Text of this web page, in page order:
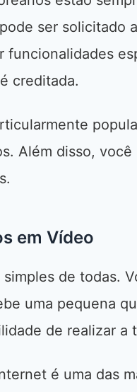
ser solicitado
funcionalidades
creditada.
Além disso,
em Vídeo
simples de todas.
uma pequena
de realizar a
é uma das